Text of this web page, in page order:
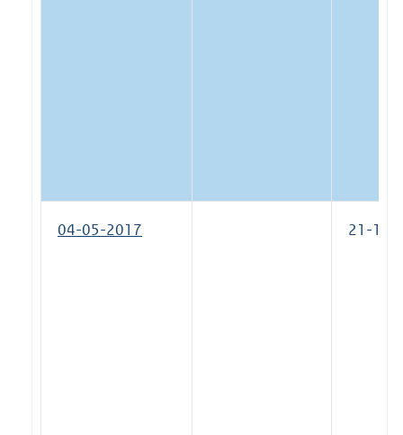
04-05-2017 21-12-